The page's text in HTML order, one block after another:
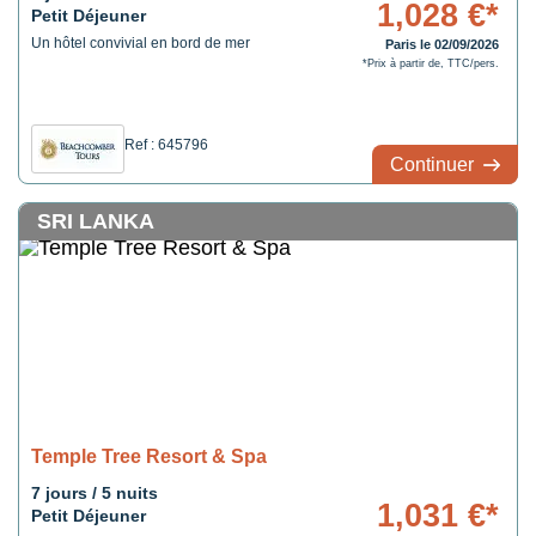
Petit Déjeuner
Un hôtel convivial en bord de mer
Ref : 645796
1,028 €*
Paris le 02/09/2026
*Prix à partir de, TTC/pers.
Continuer
SRI LANKA
Temple Tree Resort & Spa
7 jours / 5 nuits
Petit Déjeuner
1,031 €*